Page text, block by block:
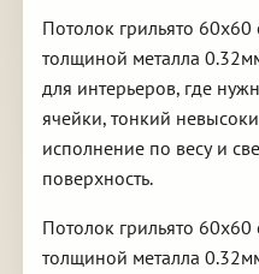
Потолок грильято
толщиной металла
для интерьеров, где
ячейки, тонкий
исполнение по весу и
поверхность.
Потолок грильято
толщиной металла